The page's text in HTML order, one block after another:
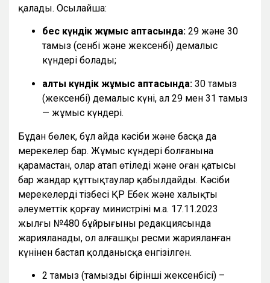
қалады. Осылайша:
бес күндік жұмыс аптасында: 29 және 30
тамыз (сенбі және жексенбі) демалыс
күндері болады;
алты күндік жұмыс аптасында: 30 тамыз
(жексенбі) демалыс күні, ал 29 мен 31 тамыз
— жұмыс күндері.
Бұдан бөлек, бұл айда кәсіби және басқа да
мерекелер бар. Жұмыс күндері болғанына
қарамастан, олар атап өтіледі және оған қатысы
бар жандар құттықтаулар қабылдайды. Кәсіби
мерекелердің тізбесі ҚР Еңбек және халықты
әлеуметтік қорғау министрінің м.а. 17.11.2023
жылғы №480 бұйрығының редакциясында
жарияланады, ол алғашқы ресми жарияланған
күнінен бастап қолданысқа енгізілген.
2 тамыз (тамыздың бірінші жексенбісі) –